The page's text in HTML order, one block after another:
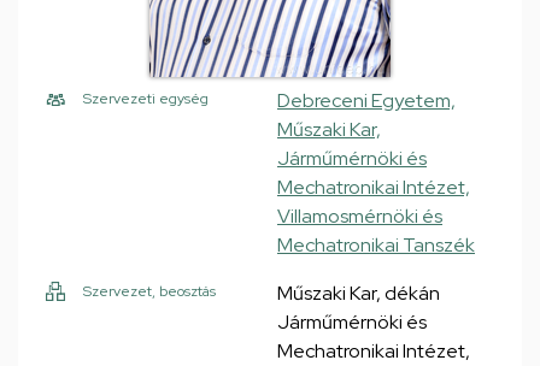
Szervezeti egység
Debreceni Egyetem,
Műszaki Kar,
Járműmérnöki és
Mechatronikai Intézet,
Villamosmérnöki és
Mechatronikai Tanszék
Szervezet, beosztás
Műszaki Kar, dékán
Járműmérnöki és
Mechatronikai Intézet,